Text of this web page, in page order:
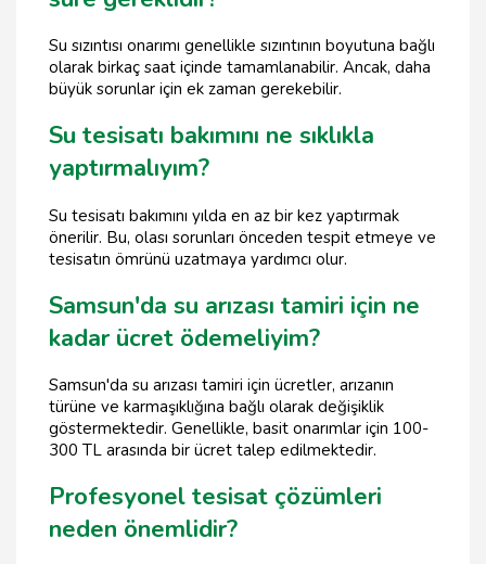
Su sızıntısı onarımı genellikle sızıntının boyutuna bağlı
olarak birkaç saat içinde tamamlanabilir. Ancak, daha
büyük sorunlar için ek zaman gerekebilir.
Su tesisatı bakımını ne sıklıkla
yaptırmalıyım?
Su tesisatı bakımını yılda en az bir kez yaptırmak
önerilir. Bu, olası sorunları önceden tespit etmeye ve
tesisatın ömrünü uzatmaya yardımcı olur.
Samsun'da su arızası tamiri için ne
kadar ücret ödemeliyim?
Samsun'da su arızası tamiri için ücretler, arızanın
türüne ve karmaşıklığına bağlı olarak değişiklik
göstermektedir. Genellikle, basit onarımlar için 100-
300 TL arasında bir ücret talep edilmektedir.
Profesyonel tesisat çözümleri
neden önemlidir?